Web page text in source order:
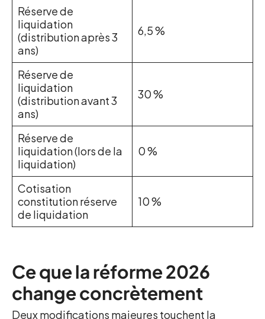
Réserve de
liquidation
(distribution après 3
ans)
6,5 %
Réserve de
liquidation
(distribution avant 3
ans)
30 %
Réserve de
liquidation (lors de la
liquidation)
0 %
Cotisation
constitution réserve
de liquidation
10 %
Ce que la réforme 2026
change concrètement
Deux modifications majeures touchent la